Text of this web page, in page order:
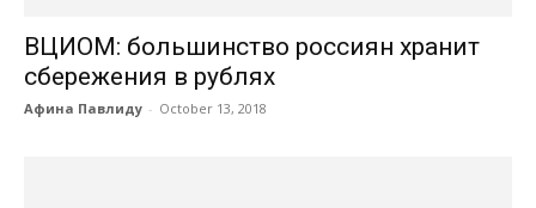
ВЦИОМ: большинство россиян хранит
сбережения в рублях
Афина Павлиду - October 13, 2018